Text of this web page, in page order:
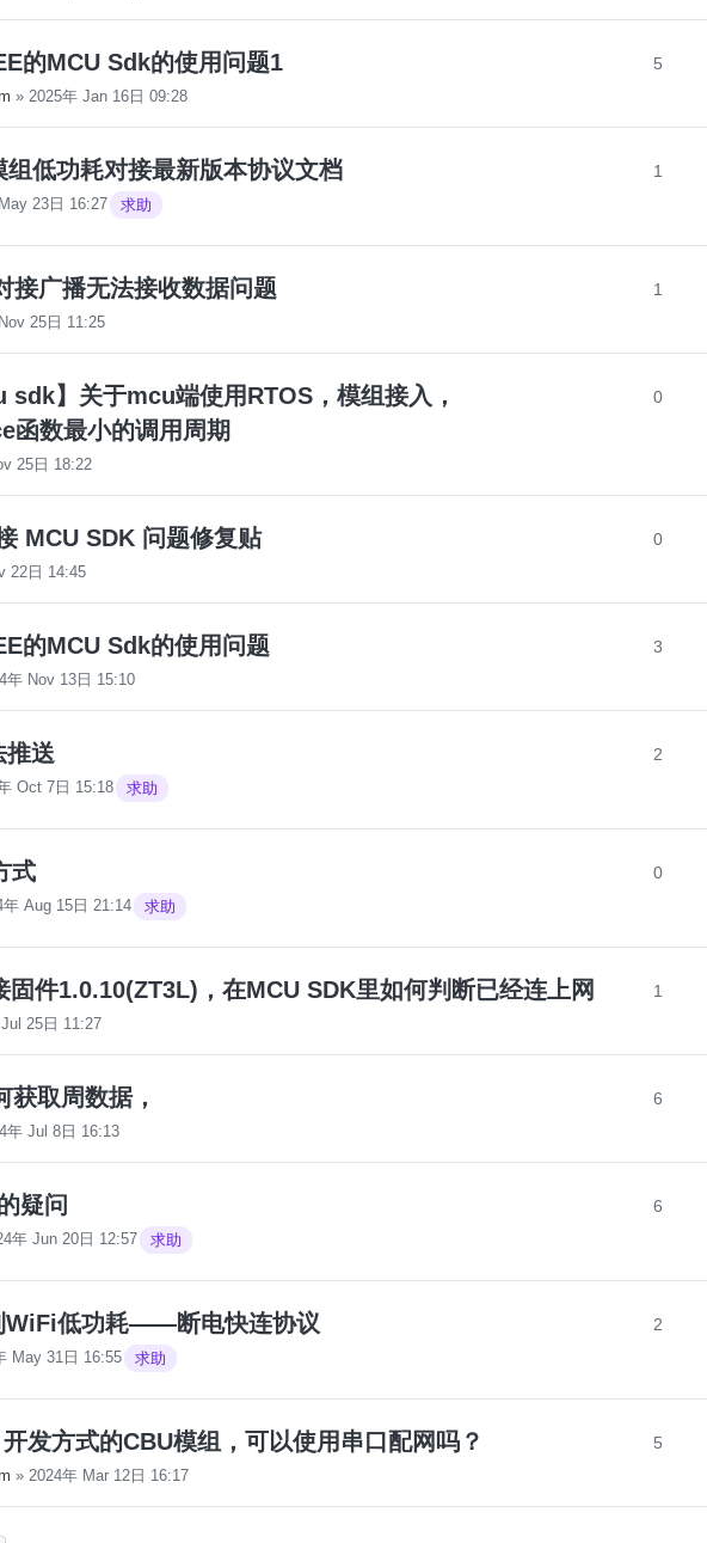
的MCU Sdk的使用问题1
» 2025年 Jan 16日 09:28
5
低功耗对接最新版本协议文档
23日 16:27 求助
1
接广播无法接收数据问题
25日 11:25
1
sdk】关于mcu端使用RTOS，模组接入，
函数最小的调用周期
25日 18:22
0
MCU SDK 问题修复贴
22日 14:45
0
的MCU Sdk的使用问题
年 Nov 13日 15:10
3
推送
Oct 7日 15:18 求助
2
式
年 Aug 15日 21:14 求助
0
件1.0.10(ZT3L)，在MCU SDK里如何判断已经连上网
25日 11:27
1
取周数据，
年 Jul 8日 16:13
6
疑问
年 Jun 20日 12:57 求助
6
WiFi低功耗——断电快连协议
May 31日 16:55 求助
2
发方式的CBU模组，可以使用串口配网吗？
» 2024年 Mar 12日 16:17
5